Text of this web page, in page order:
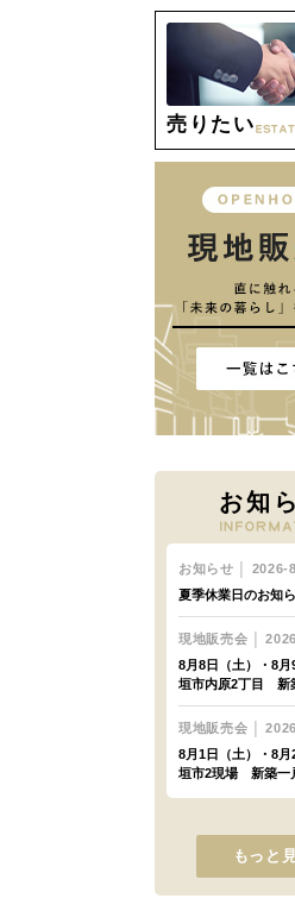
売りたい
お知
もっと